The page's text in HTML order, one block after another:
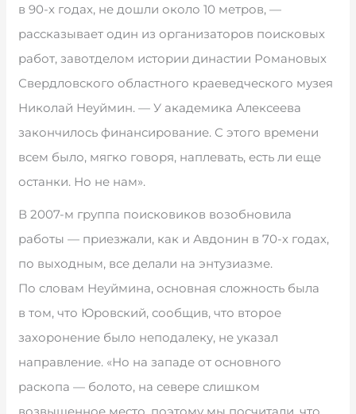
в 90-х годах, не дошли около 10 метров, —
рассказывает один из организаторов поисковых
работ, завотделом истории династии Романовых
Свердловского областного краеведческого музея
Николай Неуймин. — У академика Алексеева
закончилось финансирование. С этого времени
всем было, мягко говоря, наплевать, есть ли еще
останки. Но не нам».
В 2007-м группа поисковиков возобновила
работы — приезжали, как и Авдонин в 70-х годах,
по выходным, все делали на энтузиазме.
По словам Неуймина, основная сложность была
в том, что Юровский, сообщив, что второе
захоронение было неподалеку, не указал
направление. «Но на западе от основного
раскопа — болото, на севере слишком